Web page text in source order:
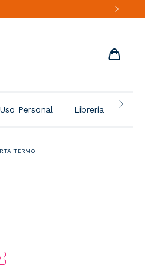
Personal Librería
TERMO